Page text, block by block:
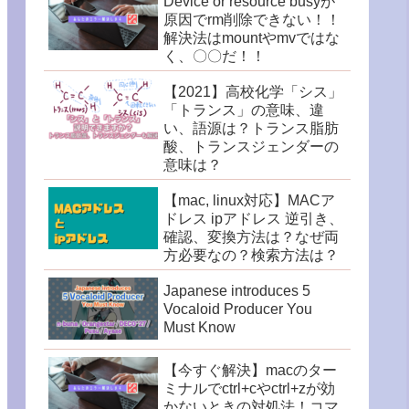
原因でrm削除できない！！
解決法はmountやmvではな
く、〇〇だ！！
【2021】高校化学「シス」
「トランス」の意味、違
い、語源は？トランス脂肪
酸、トランスジェンダーの
意味は？
【mac, linux対応】MACア
ドレス ipアドレス 逆引き、
確認、変換方法は？なぜ両
方必要なの？検索方法は？
Japanese introduces 5
Vocaloid Producer You
Must Know
【今すぐ解決】macのター
ミナルでctrl+cやctrl+zが効